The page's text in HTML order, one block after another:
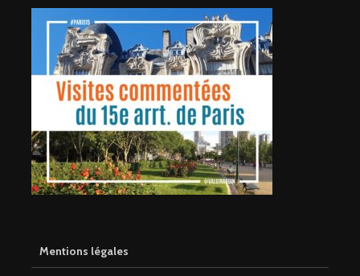
Mentions légales